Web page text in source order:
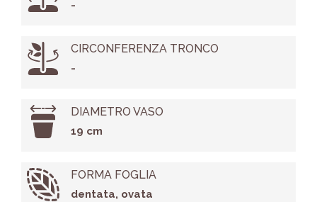
-
CIRCONFERENZA TRONCO
-
DIAMETRO VASO
19 cm
FORMA FOGLIA
dentata, ovata